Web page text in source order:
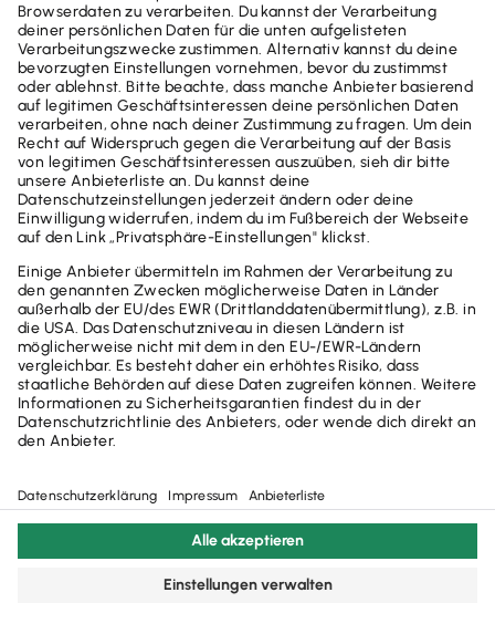
Keine passenden Ergebnisse.
AGB Datenschutzerklärung Impressum
Steuerrechner-Übersicht Glossar Widerruf
Cookie-Einstellungen